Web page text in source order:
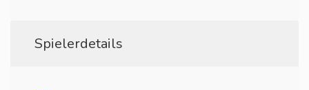
Spielerdetails